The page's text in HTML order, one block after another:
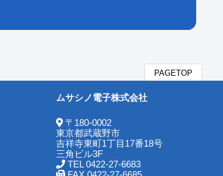
PAGETOP
ムサシノ電子株式会社
〒180-0002
東京都武蔵野市
吉祥寺東町1丁目17番18号
三角ビル3F
TEL 0422-27-6683